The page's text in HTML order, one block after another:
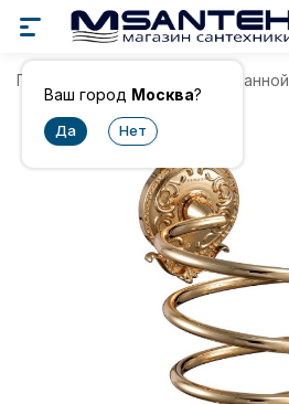
Ваш город Москва?
Главная Аксессуары для ванной